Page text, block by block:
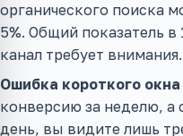
органического поиска
5%. Общий показатель в
канал требует внимания.
Ошибка короткого
конверсию за неделю, а
день, вы видите лишь